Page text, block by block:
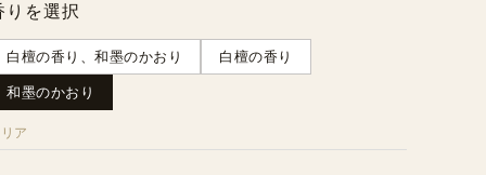
りを選択
白檀の香り、和墨のかおり 白檀の香り
和墨のかおり
ア